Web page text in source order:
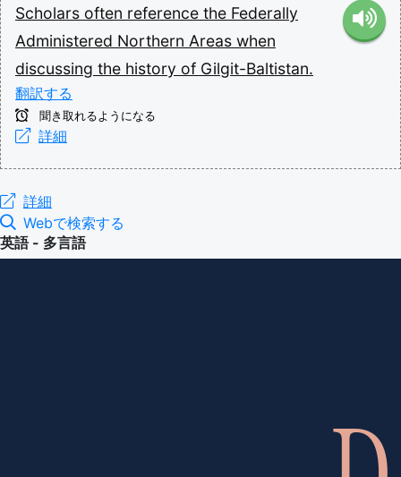
Scholars often reference the Federally
Administered Northern Areas when
discussing the history of Gilgit-Baltistan.
翻訳する
聞き取れるようになる
詳細
詳細
Webで検索する
英語 - 多言語